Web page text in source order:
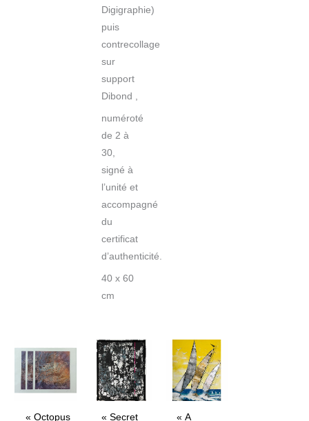
Digigraphie)
puis
contrecollage
sur
support
Dibond ,
numéroté
de 2 à
30,
signé à
l’unité et
accompagné
du
certificat
d’authenticité.
40 x 60
cm
« Octopus « Secret « A